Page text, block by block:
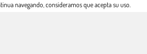
Política privacidad Derecho a desistimiento
navegando, consideramos que acepta su uso.